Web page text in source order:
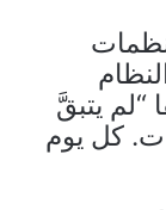
“لم يتبقَّ
كل يوم